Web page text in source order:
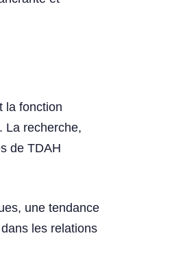
la fonction
La recherche,
de TDAH
une tendance
les relations